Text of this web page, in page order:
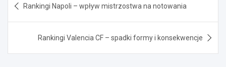
wpisu
Rankingi Napoli – wpływ mistrzostwa na notowania
Rankingi Valencia CF – spadki formy i konsekwencje